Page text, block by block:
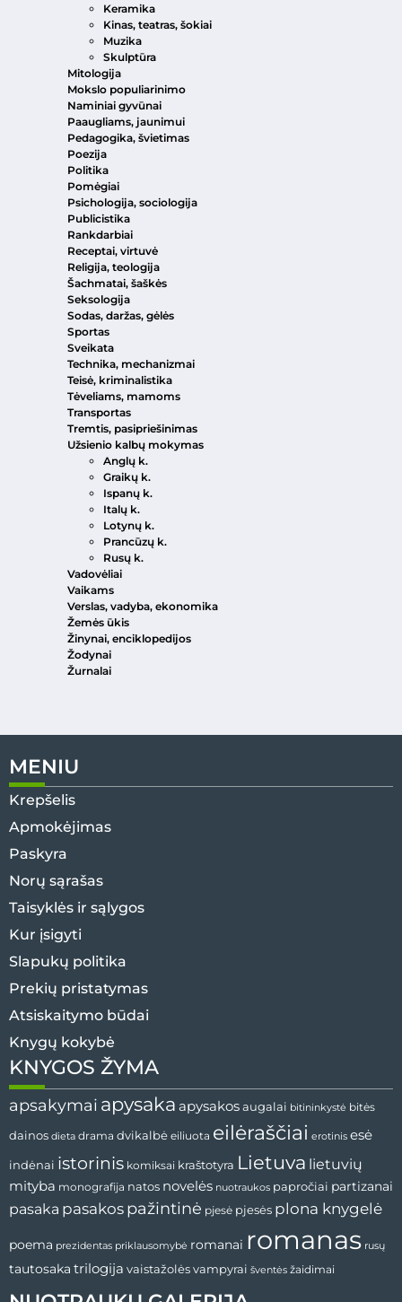
Keramika
Kinas, teatras, šokiai
Muzika
Skulptūra
Mitologija
Mokslo populiarinimo
Naminiai gyvūnai
Paaugliams, jaunimui
Pedagogika, švietimas
Poezija
Politika
Pomėgiai
Psichologija, sociologija
Publicistika
Rankdarbiai
Receptai, virtuvė
Religija, teologija
Šachmatai, šaškės
Seksologija
Sodas, daržas, gėlės
Sportas
Sveikata
Technika, mechanizmai
Teisė, kriminalistika
Tėveliams, mamoms
Transportas
Tremtis, pasipriešinimas
Užsienio kalbų mokymas
Anglų k.
Graikų k.
Ispanų k.
Italų k.
Lotynų k.
Prancūzų k.
Rusų k.
Vadovėliai
Vaikams
Verslas, vadyba, ekonomika
Žemės ūkis
Žinynai, enciklopedijos
Žodynai
Žurnalai
MENIU
Krepšelis
Apmokėjimas
Paskyra
Norų sąrašas
Taisyklės ir sąlygos
Kur įsigyti
Slapukų politika
Prekių pristatymas
Atsiskaitymo būdai
Knygų kokybė
KNYGOS ŽYMA
apsakymai apysaka apysakos augalai bitininkystė bitės
dainos dieta drama dvikalbė eiliuota eilėraščiai erotinis esė
indėnai istorinis komiksai kraštotyra Lietuva lietuvių
mityba monografija natos novelės nuotraukos papročiai partizanai
pasaka pasakos pažintinė pjesė pjesės plona knygelė
poema prezidentas priklausomybė romanai romanas rusų
tautosaka trilogija vaistažolėsvampyrai šventės žaidimai